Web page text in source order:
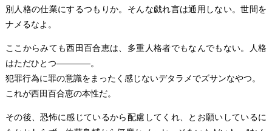
別人格の仕業にするつもりか。そんな戯れ言は通用しない。世間を
ナメるなよ。
ここからみても西田百合恵は、多重人格者でもなんでもない。人格
はただひとつ――――。
犯罪行為に罪の意識をまったく感じないデタラメでズサンなやつ。
これが西田百合恵の本性だ。
その後、恐怖に感じているから配慮してくれ、とお願いしているに